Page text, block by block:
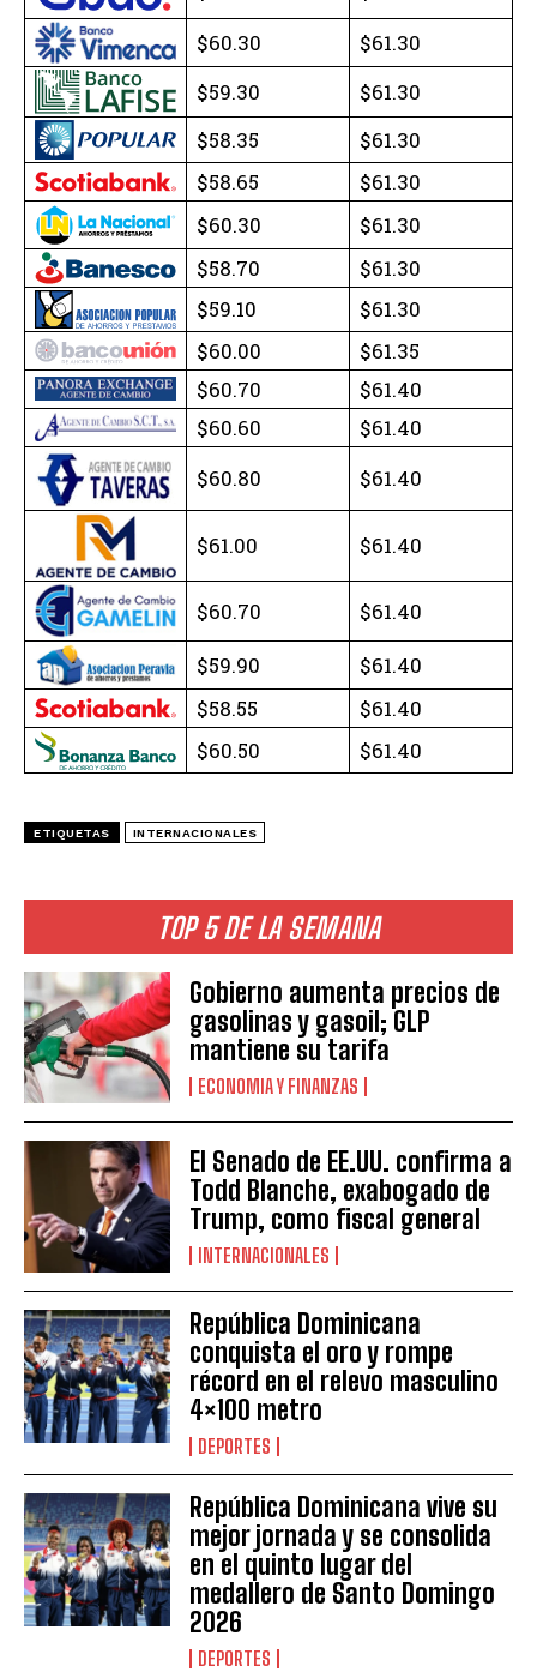
TOP 5 DE LA SEMANA
Gobierno aumenta precios de
gasolinas y gasoil; GLP
mantiene su tarifa
ECONOMIA Y FINANZAS
El Senado de EE.UU. confirma a
Todd Blanche, exabogado de
Trump, como fiscal general
INTERNACIONALES
República Dominicana
conquista el oro y rompe
récord en el relevo masculino
4×100 metro
DEPORTES
República Dominicana vive su
mejor jornada y se consolida
en el quinto lugar del
medallero de Santo Domingo
2026
DEPORTES
$60.30
$61.30
$59.30
$61.30
$58.35
$61.30
$58.65
$61.30
$60.30
$61.30
$58.70
$61.30
$59.10
$61.30
$60.00
$61.35
$60.70
$61.40
$60.60
$61.40
$60.80
$61.40
$61.00 $61.40
$60.70
$61.40
$59.90
$61.40
$58.55
$61.40
$60.50
$61.40
ETIQUETAS INTERNACIONALES